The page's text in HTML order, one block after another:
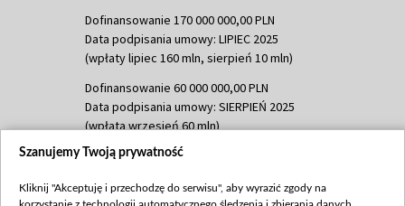
Dofinansowanie 170 000 000,00 PLN
Data podpisania umowy: LIPIEC 2025
(wpłaty lipiec 160 mln, sierpień 10 mln)
Dofinansowanie 60 000 000,00 PLN
Data podpisania umowy: SIERPIEŃ 2025
(wpłata wrzesień 60 mln)
Dofinansowanie 635 783 051,21 PLN
(wpłata wrzesień 100 mln, październik 350
Szanujemy Twoją prywatność
Kliknij "Akceptuję i przechodzę do serwisu", aby wyrazić zgody na